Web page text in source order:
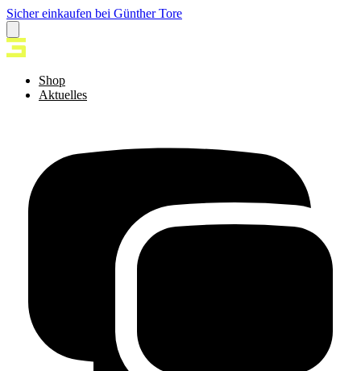
Sicher einkaufen bei Günther Tore
Shop
Aktuelles